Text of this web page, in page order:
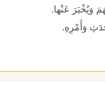
وَيُخْبَرَ عَنْها.
وَأَمْرِهِ.